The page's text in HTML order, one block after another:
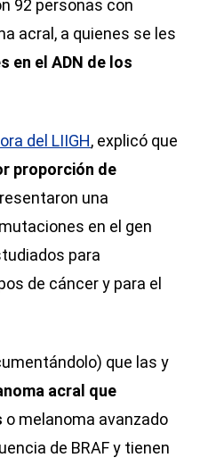
92 personas con
acral, a quienes se les
en el ADN de los
del LIIGH, explicó que
proporción de
una
en el gen
para
de cáncer y para el
que las y
acral que
o melanoma avanzado
de BRAF y tienen